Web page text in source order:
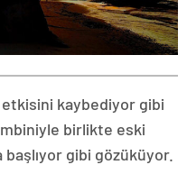
kaybediyor gibi
birlikte eski
gibi gözüküyor.